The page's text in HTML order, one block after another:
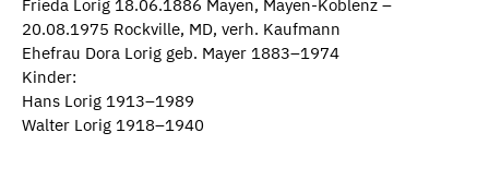
Frieda Lorig 18.06.1886 Mayen, Mayen-Koblenz –
20.08.1975 Rockville, MD, verh. Kaufmann
Ehefrau Dora Lorig geb. Mayer 1883–1974
Kinder:
Hans Lorig 1913–1989
Walter Lorig 1918–1940